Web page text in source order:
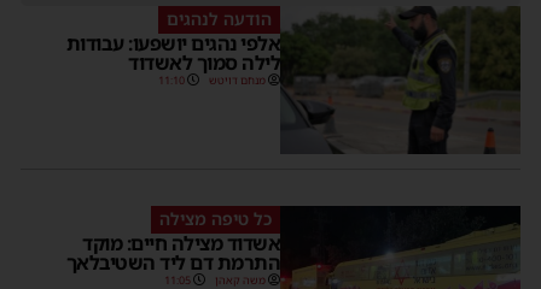
הודעה לנהגים
אלפי נהגים יושפעו: עבודות
לילה סמוך לאשדוד
מנחם דויטש 11:10
כל טיפה מצילה
אשדוד מצילה חיים: מוקד
התרמת דם ליד השטיבלאך
משה קאהן 11:05